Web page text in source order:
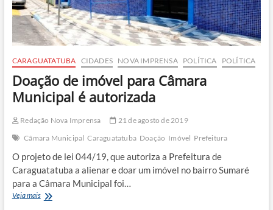
CARAGUATATUBA CIDADES NOVA IMPRENSA POLÍTICA POLÍTICA
Doação de imóvel para Câmara
Municipal é autorizada
Redação Nova Imprensa
21 de agosto de 2019
Câmara Municipal Caraguatatuba Doação Imóvel Prefeitura
O projeto de lei 044/19, que autoriza a Prefeitura de
Caraguatatuba a alienar e doar um imóvel no bairro Sumaré
para a Câmara Municipal foi…
Veja maisDoação